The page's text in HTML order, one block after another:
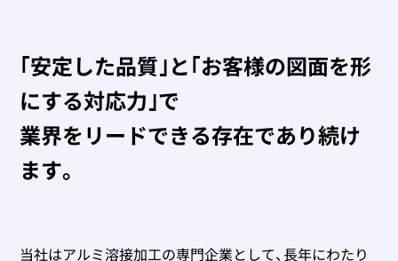
｢安定した品質｣と｢お客様の図面を形
にする対応力｣で
業界をリードできる存在であり続け
ます。
当社はアルミ溶接加工の専門企業として、長年にわたり